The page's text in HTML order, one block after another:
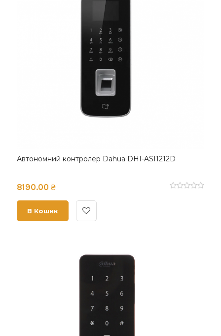
Автономний контролер Dahua DHI-ASI1212D
8190.00 ₴
В Кошик